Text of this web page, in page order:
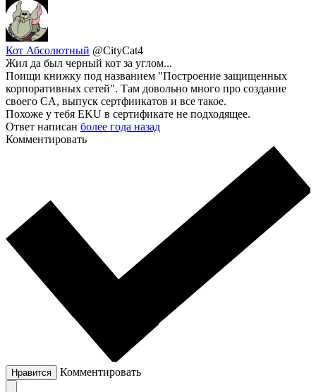
Кот Абсолютный @CityCat4
Жил да был черный кот за углом...
Поищи книжку под названием "Построение защищенных
корпоративных сетей". Там довольно много про создание
своего CA, выпуск сертфиикатов и все такое.
Похоже у тебя EKU в сертификате не подходящее.
Ответ написан более года назад
Комментировать
Нравится Комментировать